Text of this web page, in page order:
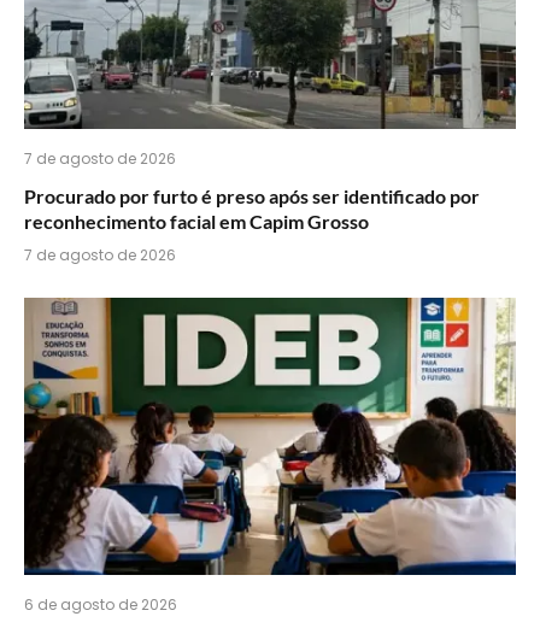
7 de agosto de 2026
Procurado por furto é preso após ser identificado por
reconhecimento facial em Capim Grosso
7 de agosto de 2026
6 de agosto de 2026